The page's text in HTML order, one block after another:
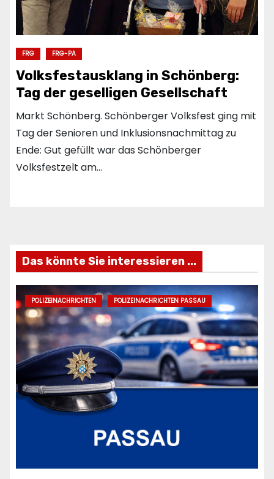
FRG FRG-PA
Volksfestausklang in Schönberg:
Tag der geselligen Gesellschaft
Markt Schönberg. Schönberger Volksfest ging mit
Tag der Senioren und Inklusionsnachmittag zu
Ende: Gut gefüllt war das Schönberger
Volksfestzelt am…
Das könnte Sie interessieren ...
POLIZEINACHRICHTEN POLIZEINACHRICHTEN PASSAU